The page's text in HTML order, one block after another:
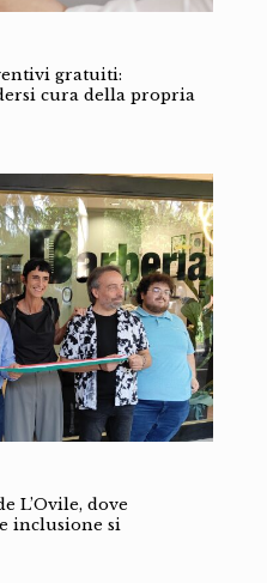
gratuiti:
cura della propria
L’Ovile, dove
inclusione si